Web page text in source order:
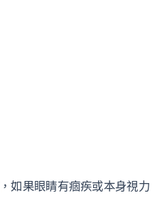
，如果眼睛有痼疾或本身視力